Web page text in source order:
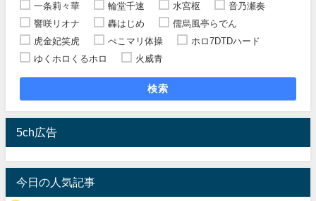
一条莉々華
輪堂千速 水宮枢
音乃瀬奏
響咲リオナ
轟はじめ
儒烏風亭らでん
虎金妃笑虎
ぺこマリ体操
ホロ7DTDハード
ゆくホロくるホロ
火威青
検索
5ch広告
今日の人気記事